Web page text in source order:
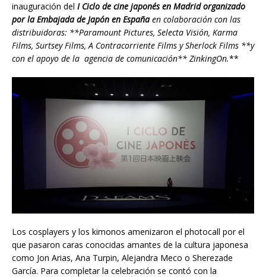
inauguración del I Ciclo de cine japonés en Madrid organizado
por laEmbajada de Japón en Españaen colaboración con las
distribuidoras: **Paramount Pictures, Selecta Visión, Karma
Films, Surtsey Films, A Contracorriente Films y Sherlock Films **y
con el apoyo de la agencia de comunicación** ZinkingOn.**
Los cosplayers y los kimonos amenizaron el photocall por el
que pasaron caras conocidas amantes de la cultura japonesa
como Jon Arias, Ana Turpin, Alejandra Meco o Sherezade
García. Para completar la celebración se contó con la